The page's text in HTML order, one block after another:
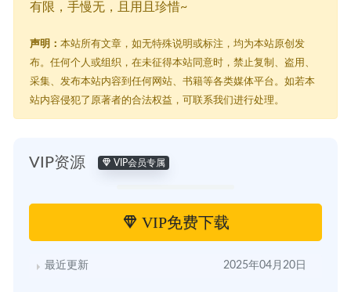
有限，手慢无，且用且珍惜~
声明： 本站所有文章，如无特殊说明或标注，均为本站原创发
布。任何个人或组织，在未征得本站同意时，禁止复制、盗用、
采集、发布本站内容到任何网站、书籍等各类媒体平台。如若本
站内容侵犯了原著者的合法权益，可联系我们进行处理。
VIP资源 VIP会员专属
VIP免费下载
最近更新 2025年04月20日